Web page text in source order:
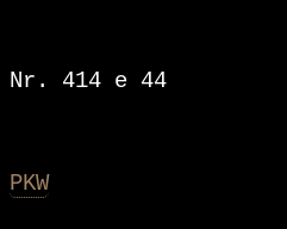
Nr. 414 e 44
PKW